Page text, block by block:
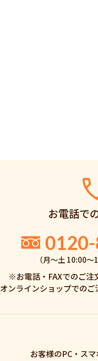
お電話で
（月〜土 10:00〜
※お電話・FAXでのご注
オンラインショップでのご
お客様のPC・スマ